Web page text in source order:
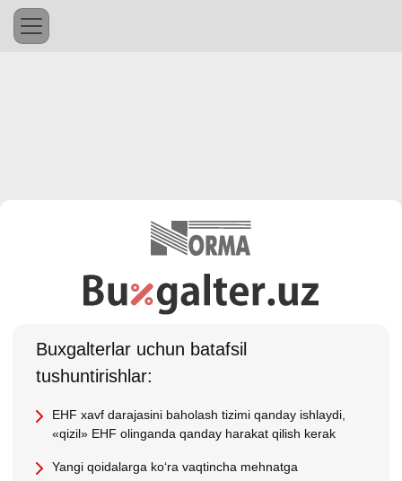
Buхgalterlar uchun batafsil
tushuntirishlar:
EHF хavf darajasini baholash tizimi qanday ishlaydi,
«qizil» EHF olinganda qanday harakat qilish kerak
Yangi qoidalarga koʻra vaqtincha mehnatga